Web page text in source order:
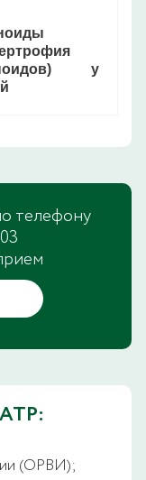
у
телефону
(ОРВИ);